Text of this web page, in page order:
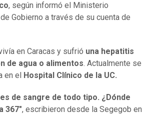
, según informó el Ministerio
Gobierno a través de su cuenta de
en Caracas y sufrió una hepatitis
de agua o alimentos. Actualmente se
en el
Hospital Clínico de la UC.
de sangre de todo tipo. ¿Dónde
367", escribieron desde la Segegob en